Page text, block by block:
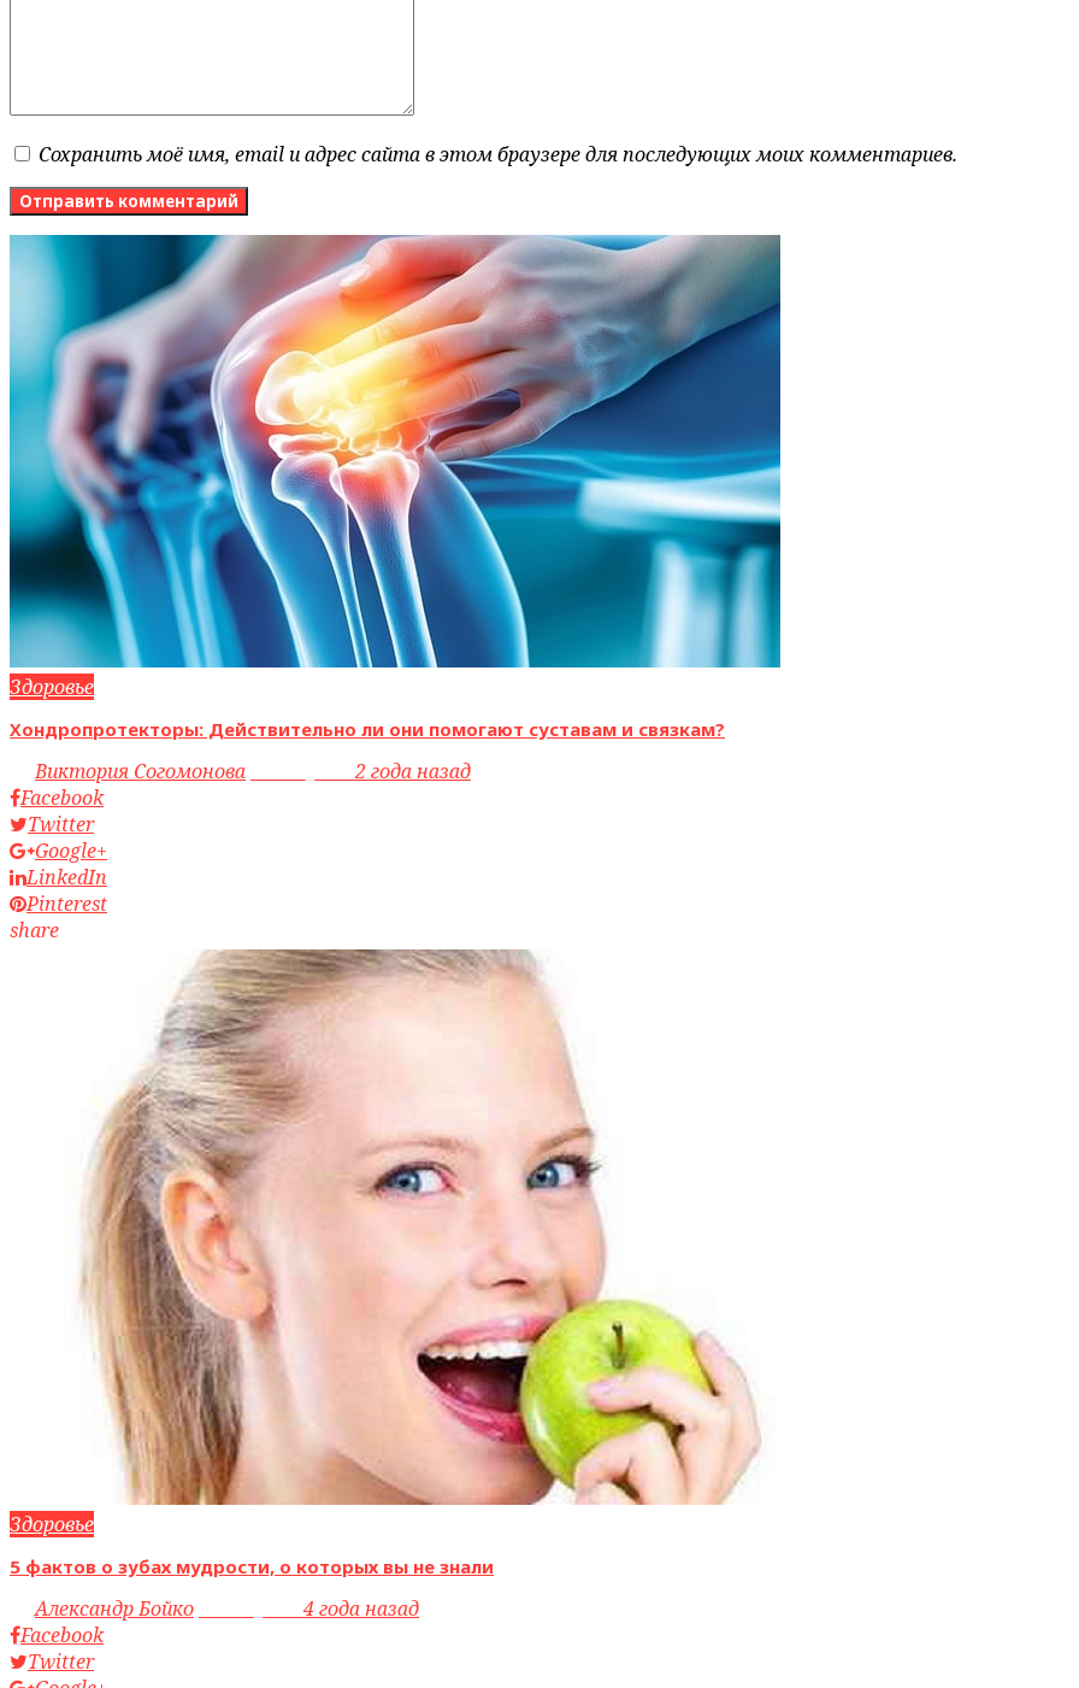
Сохранить моё имя, email и адрес сайта в этом браузере для последующих моих комментариев.
Здоровье
Хондропротекторы: Действительно ли они помогают суставам и связкам?
byВиктория Согомонова access_time2 года назад
Facebook
Twitter
Google+
LinkedIn
Pinterest
share
Здоровье
5 фактов о зубах мудрости, о которых вы не знали
byАлександр Бойко
4 года назад
Facebook
Twitter